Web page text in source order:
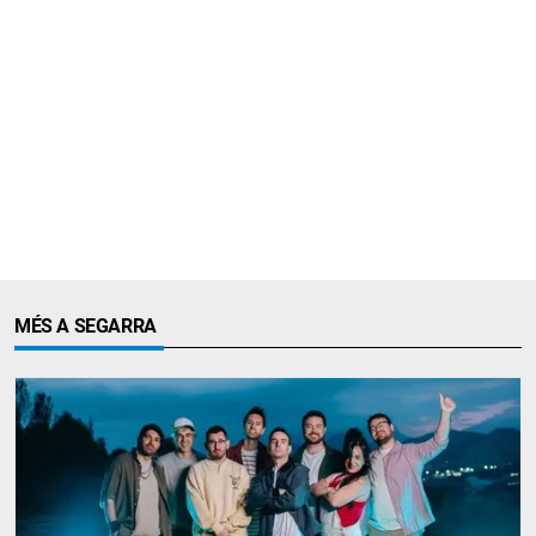
MÉS A SEGARRA